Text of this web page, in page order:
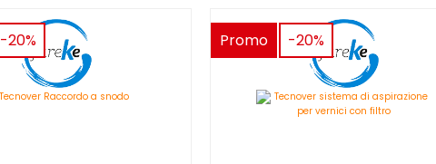
-20% Promo -20%